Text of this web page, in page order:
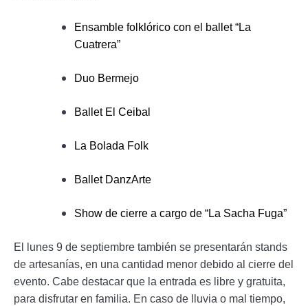
Ensamble folklórico con el ballet “La
Cuatrera”
Duo Bermejo
Ballet El Ceibal
La Bolada Folk
Ballet DanzArte
Show de cierre a cargo de “La Sacha Fuga”
El lunes 9 de septiembre también se presentarán stands
de artesanías, en una cantidad menor debido al cierre del
evento. Cabe destacar que la entrada es libre y gratuita,
para disfrutar en familia. En caso de lluvia o mal tiempo,